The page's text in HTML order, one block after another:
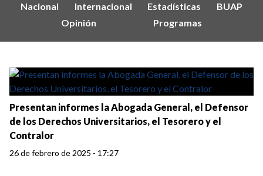
Nacional
Internacional Estadísticas
BUAP
Opinión
Programas
Presentan informes la Abogada General, el Defensor
de los Derechos Universitarios, el Tesorero y el
Contralor
26 de febrero de 2025 - 17:27